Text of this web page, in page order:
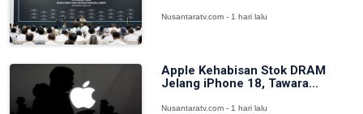
Nusantaratv.com - 1 hari lalu
Apple Kehabisan Stok DRAM
Jelang iPhone 18, Tawara...
Nusantaratv.com - 1 hari lalu